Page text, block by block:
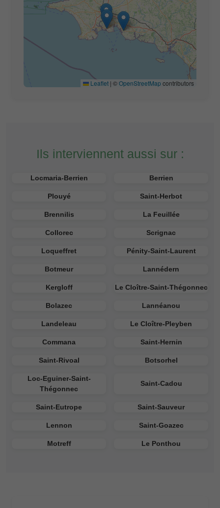
Leaflet | ©OpenStreetMap contributors
Ils interviennent aussi sur :
Locmaria-Berrien Berrien
Plouyé Saint-Herbot
Brennilis La Feuillée
Collorec Scrignac
Loqueffret Pénity-Saint-Laurent
Botmeur Lannédern
Kergloff Le Cloître-Saint-Thégonnec
Bolazec Lannéanou
Landeleau Le Cloître-Pleyben
Commana Saint-Hernin
Saint-Rivoal Botsorhel
Loc-Eguiner-Saint-
Thégonnec
Saint-Cadou
Saint-Eutrope Saint-Sauveur
Lennon Saint-Goazec
Motreff Le Ponthou